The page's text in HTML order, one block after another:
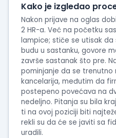
Kako je izgledao
Nakon prijave na oglas
2 HR-a. Već na početku
lampice; stiče se utisak da
budu u sastanku, govore
završe sastanak što pre.
pominjanje da se trenutno
kancelarija, međutim da
postepeno povećava na
nedeljno. Pitanja su bila
ti na ovoj poziciji biti
rekli su da će se javiti sa
uradili.